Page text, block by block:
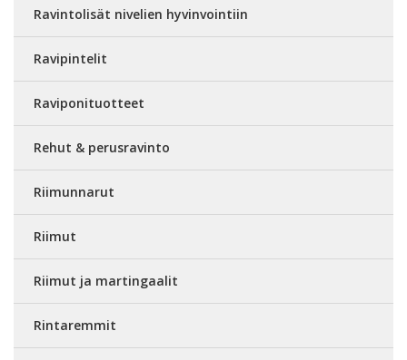
Ravintolisät nivelien hyvinvointiin
Ravipintelit
Raviponituotteet
Rehut & perusravinto
Riimunnarut
Riimut
Riimut ja martingaalit
Rintaremmit